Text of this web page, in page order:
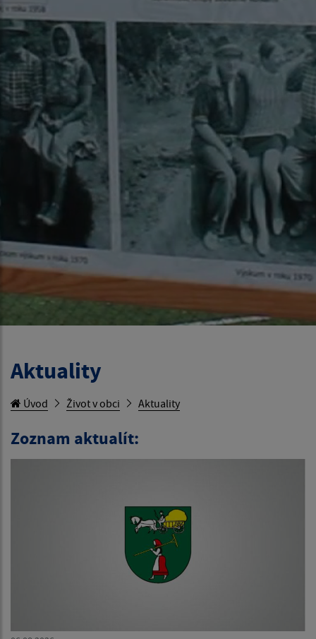
Aktuality
Úvod Život v obci Aktuality
Zoznam aktualít: